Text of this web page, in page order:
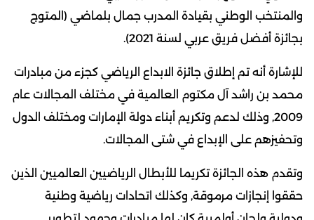
والمنتخب الوطني بقيادة المدرب جمال بلماضي (المتوج
بجائزة أفضل فريق عربي لسنة 2021).
للإشارة أنه تم إطلاق جائزة الابداع الرياضي كجزء من مبادرات
محمد بن راشد آل مكتوم العالمية في مختلف المجالات عام
2009, وذلك لدعم وتكريم أبناء دولة الإمارات ومختلف الدول
وتحفيزهم على الإبداع في شتى المجالات.
وتقدم هذه الجائزة تكريما للأبطال الرياضيين العالميين الذين
حققوا إنجازات مرموقة, وكذلك اتحادات رياضية وطنية